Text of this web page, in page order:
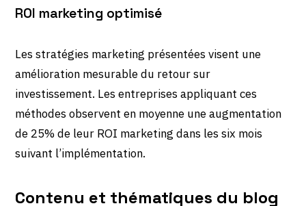
ROI marketing optimisé
Les stratégies marketing présentées visent une
amélioration mesurable du retour sur
investissement. Les entreprises appliquant ces
méthodes observent en moyenne une augmentation
de 25% de leur ROI marketing dans les six mois
suivant l’implémentation.
Contenu et thématiques du blog